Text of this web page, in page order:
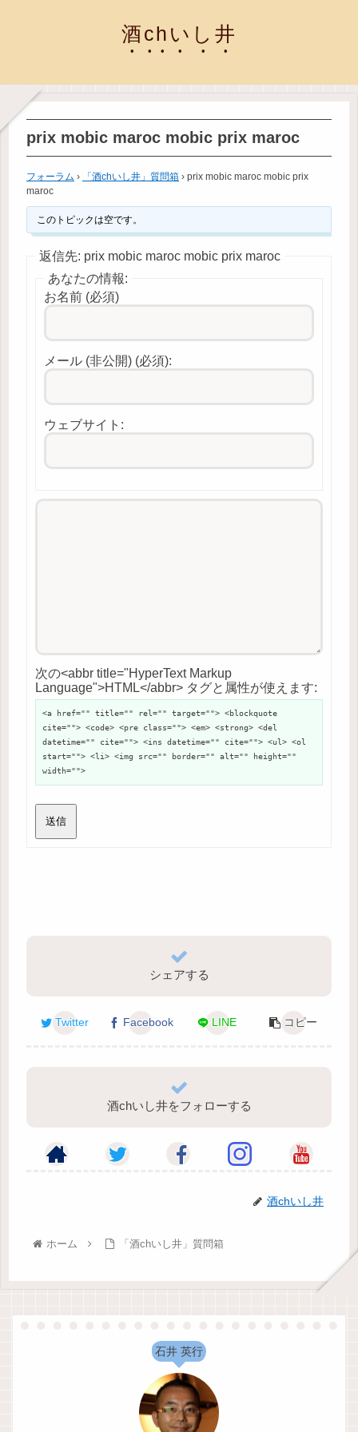
酒chいし井
prix mobic maroc mobic prix maroc
フォーラム › 「酒chいし井」質問箱 › prix mobic maroc mobic prix
maroc
このトピックは空です。
返信先: prix mobic maroc mobic prix maroc
あなたの情報:
お名前 (必須)
メール (非公開) (必須):
ウェブサイト:
次の<abbr title="HyperText Markup
Language">HTML</abbr> タグと属性が使えます:
<a href="" title="" rel="" target=""> <blockquote
cite=""> <code> <pre class=""> <em> <strong> <del
datetime="" cite=""> <ins datetime="" cite=""> <ul> <ol
start=""> <li> <img src="" border="" alt="" height=""
width="">
送信
シェアする
Twitter Facebook LINE コピー
酒chいし井をフォローする
酒chいし井
ホーム 「酒chいし井」質問箱
石井 英行